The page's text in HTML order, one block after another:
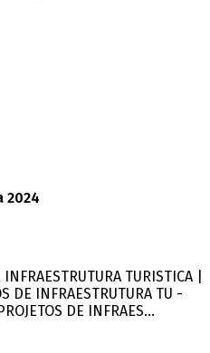
2024
TURISTICA |
DE INFRAESTRUTURA TU -
DE INFRAES...